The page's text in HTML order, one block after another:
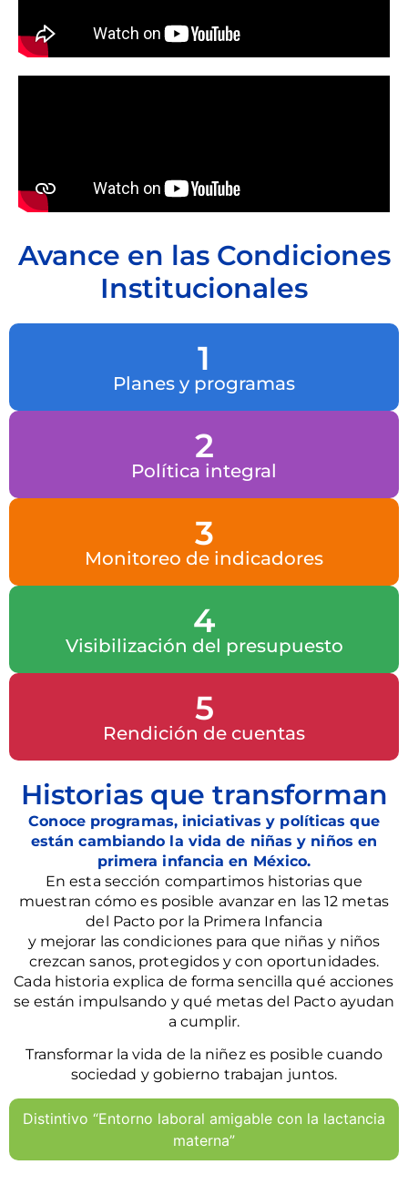
Avance en las Condiciones
Institucionales
1
Planes y programas
2
Política integral
3
Monitoreo de indicadores
4
Visibilización del presupuesto
5
Rendición de cuentas
Historias que transforman
Conoce programas, iniciativas y políticas que
están cambiando la vida de niñas y niños en
primera infancia en México.
En esta sección compartimos historias que
muestran cómo es posible avanzar en las 12 metas
del Pacto por la Primera Infancia
y mejorar las condiciones para que niñas y niños
crezcan sanos, protegidos y con oportunidades.
Cada historia explica de forma sencilla qué acciones
se están impulsando y qué metas del Pacto ayudan
a cumplir.
Transformar la vida de la niñez es posible cuando
sociedad y gobierno trabajan juntos.
Distintivo “Entorno laboral amigable con la lactancia
materna”